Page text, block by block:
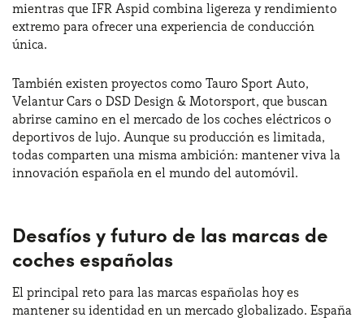
mientras que IFR Aspid combina ligereza y rendimiento
extremo para ofrecer una experiencia de conducción
única.
También existen proyectos como Tauro Sport Auto,
Velantur Cars o DSD Design & Motorsport, que buscan
abrirse camino en el mercado de los coches eléctricos o
deportivos de lujo. Aunque su producción es limitada,
todas comparten una misma ambición: mantener viva la
innovación española en el mundo del automóvil.
Desafíos y futuro de las marcas de
coches españolas
El principal reto para las marcas españolas hoy es
mantener su identidad en un mercado globalizado. España